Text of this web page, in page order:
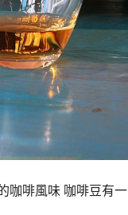
咖啡風味 咖啡豆有一